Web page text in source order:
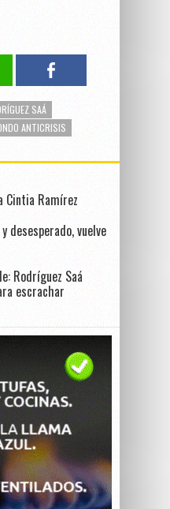
SAÁ
ANTICRISIS
Cintia Ramírez
desesperado, vuelve
Rodríguez Saá
escrachar